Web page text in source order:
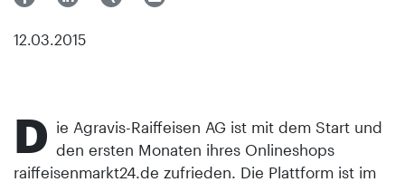
12.03.2015
D ie Agravis-Raiffeisen AG ist mit dem Start und
den ersten Monaten ihres Onlineshops
raiffeisenmarkt24.de zufrieden. Die Plattform ist im